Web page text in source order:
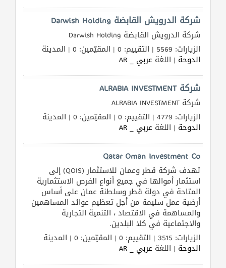
إعلانات
المنتدى
كيو
مزاد
كيو
نمبر
كيو
كارز
كيو
ماركت
الدليل
شركة الدرويش القابضة Darwish Holding
شركة الدرويش القابضة Darwish Holding
الزيارات: 5569 | التقييم: 0 | المقيّمين: 0 | المدينة
الدوحة | اللغة عربي _ AR
شركة ALRABIA INVESTMENT
شركة ALRABIA INVESTMENT
الزيارات: 4779 | التقييم: 0 | المقيّمين: 0 | المدينة
الدوحة | اللغة عربي _ AR
Qatar Oman Investment Co
تهدف شركة قطر وعمان للاستثمار (QOIS) إلى
استثمار أموالها في جميع أنواع الفرص الاستثمارية
المتاحة في دولة قطر وسلطنة عمان على أساس
أرضية عمل سليمة من أجل تعظيم عوائد المساهمين
والمساهمة في الاقتصاد ، التنمية التجارية
والاجتماعية في كلا البلدين.
الزيارات: 3515 | التقييم: 0 | المقيّمين: 0 | المدينة
الدوحة | اللغة عربي _ AR